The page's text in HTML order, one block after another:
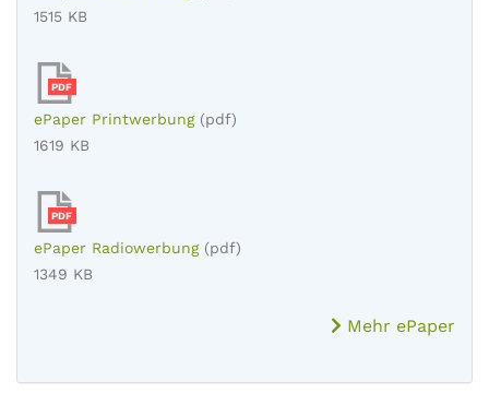
1515 KB
PDF
ePaper Printwerbung (pdf)
1619 KB
PDF
ePaper Radiowerbung (pdf)
1349 KB
Mehr ePaper